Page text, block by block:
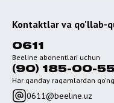
Kontaktlar va qo'llab-
0611
Beeline abonentlari uchun
(90) 185-00-
Har qanday raqamlardan
0611@beeline.uz